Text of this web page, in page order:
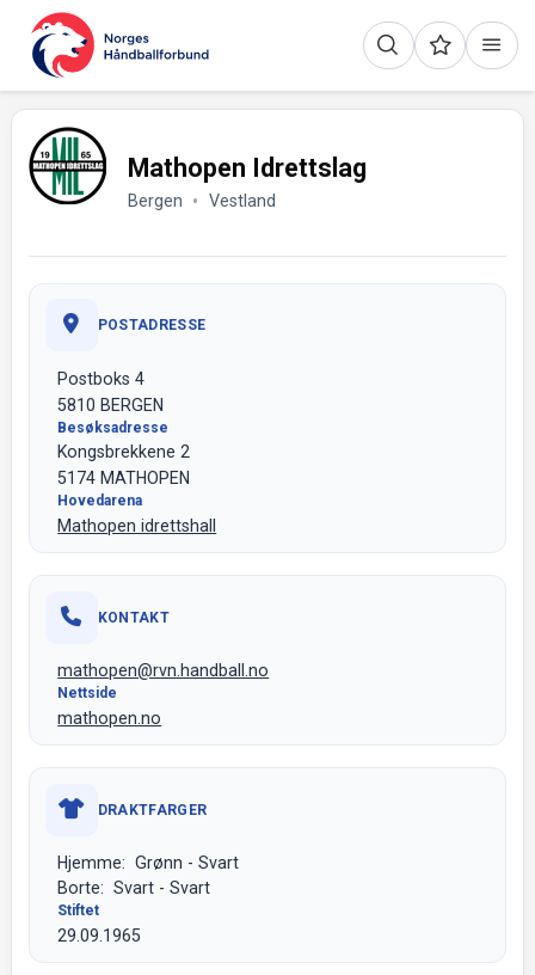
Mathopen Idrettslag
Bergen Vestland
POSTADRESSE
Postboks 4
5810 BERGEN
Besøksadresse
Kongsbrekkene 2
5174 MATHOPEN
Hovedarena
Mathopen idrettshall
KONTAKT
mathopen@rvn.handball.no
Nettside
mathopen.no
DRAKTFARGER
Hjemme: Grønn - Svart
Borte: Svart - Svart
Stiftet
29.09.1965